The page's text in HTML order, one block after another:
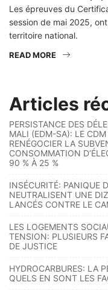
Les épreuves du
session de mai 2025,
territoire national.
READ MORE
Articles
PERSISTANCE DES
MALI (EDM-SA): LE
RENÉGOCIER LA
CONSOMMATION
90 % À 25 %
INSÉCURITÉ: PANIQUE
NEUTRALISENT UNE
LANCÉS CONTRE LE
LES LOGEMENTS
TENSION: PLUSIEURS
DE JUSTICE
HYDROCARBURES: LA
QUELS EN SONT LES